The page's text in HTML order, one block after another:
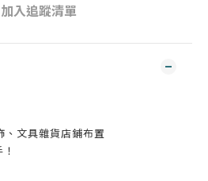
加入追蹤清單
文具雜貨店鋪布置